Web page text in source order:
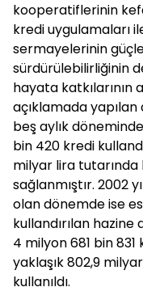
kooperatiflerinin
kredi uygulamaları
sermayelerinin
sürdürülebilirliğinin
hayata katkılarının
açıklamada yapılan
beş aylık
bin 420 kredi
milyar lira
sağlanmıştır. 2002
olan dönemde ise
kullandırılan
4 milyon 681 bin 831
yaklaşık 802,9
kullanıldı.